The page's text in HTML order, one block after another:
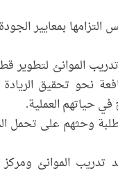
بمعايير
الموانئ لتطوير
نحو تحقيق
في حياتهم العملية.
وحثهم على تحمل
تدريب الموانئ